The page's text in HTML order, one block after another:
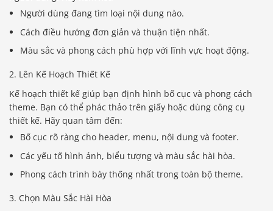
Người dùng đang tìm loại nội dung nào.
Cách điều hướng đơn giản và thuận tiện nhất.
Màu sắc và phong cách phù hợp với lĩnh vực hoạt động.
2. Lên Kế Hoạch Thiết Kế
Kế hoạch thiết kế giúp bạn định hình bố cục và phong cách
theme. Bạn có thể phác thảo trên giấy hoặc dùng công cụ
thiết kế. Hãy quan tâm đến:
Bố cục rõ ràng cho header, menu, nội dung và footer.
Các yếu tố hình ảnh, biểu tượng và màu sắc hài hòa.
Phong cách trình bày thống nhất trong toàn bộ theme.
3. Chọn Màu Sắc Hài Hòa